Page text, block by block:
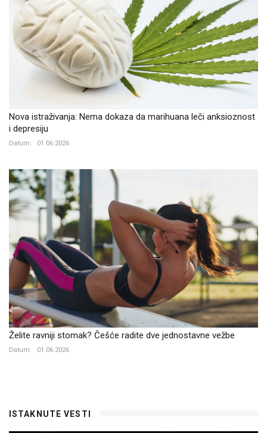
Nova istraživanja: Nema dokaza da marihuana leči anksioznost
i depresiju
Datum: 01.06.2026
Želite ravniji stomak? Češće radite dve jednostavne vežbe
Datum: 01.06.2026
ISTAKNUTE VESTI